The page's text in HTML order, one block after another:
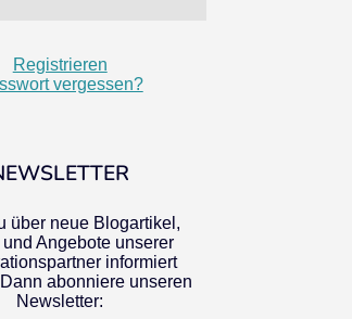
Registrieren
vergessen?
über neue Blogartikel,
und Angebote unserer
informiert
abonniere unseren
Newsletter: